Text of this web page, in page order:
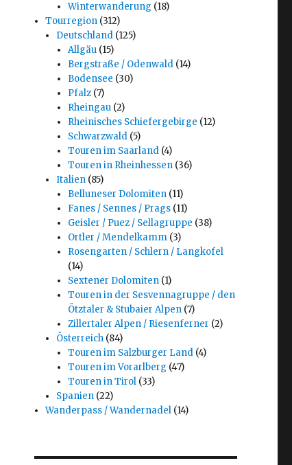
Winterwanderung (18)
Tourregion (312)
Deutschland (125)
Allgäu(15)
Bergstraße / Odenwald(14)
Bodensee (30)
Pfalz(7)
Rheingau(2)
Rheinisches Schiefergebirge (12)
Schwarzwald(5)
Touren im Saarland(4)
Touren in Rheinhessen(36)
Italien (85)
Belluneser Dolomiten(11)
Fanes / Sennes / Prags(11)
Geisler / Puez / Sellagruppe (38)
Ortler / Mendelkamm(3)
Rosengarten / Schlern / Langkofel
(14)
Sextener Dolomiten(1)
Touren in der Sesvennagruppe / den
Ötztaler & Stubaier Alpen(7)
Zillertaler Alpen / Riesenferner (2)
Österreich (84)
Touren im Salzburger Land(4)
Touren im Vorarlberg (47)
Touren in Tirol(33)
Spanien (22)
Wanderpass / Wandernadel (14)